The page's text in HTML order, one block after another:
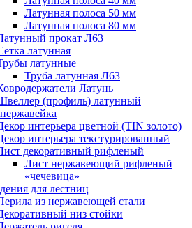
Латунная полоса 50 мм
Латунная полоса 80 мм
прокат Л63
латунная
латунные
Труба латунная Л63
Латунь
(профиль) латунный
интерьера цветной (TIN золото)
интерьера текстурированный
декоративный рифленый
Лист нержавеющий рифленый
«чечевица»
для лестниц
из нержавеющей стали
низ стойки